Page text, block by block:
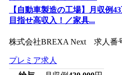
【自動車製造の工場】月収例
目指せ高収入！／家具...
株式会社BREXA Next 求人番
プレミア求人